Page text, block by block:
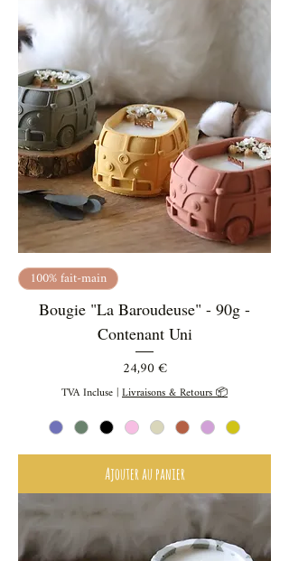
100% fait-main
Bougie "La Baroudeuse" - 90g -
Contenant Uni
Prix
24,90 €
TVA Incluse|Livraisons & Retours 📦
Ajouter au panier